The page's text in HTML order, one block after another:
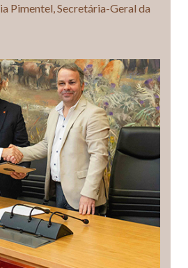
Pimentel, Secretária-Geral da